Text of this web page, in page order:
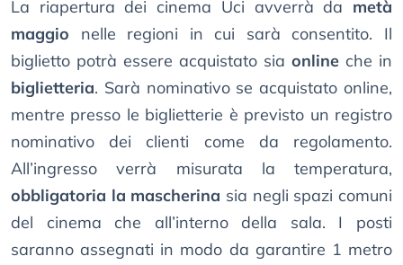
La riapertura dei cinema Uci avverrà da metà
maggio nelle regioni in cui sarà consentito. Il
biglietto potrà essere acquistato sia online che in
biglietteria. Sarà nominativo se acquistato online,
mentre presso le biglietterie è previsto un registro
nominativo dei clienti come da regolamento.
All’ingresso verrà misurata la temperatura,
obbligatoria la mascherina sia negli spazi comuni
del cinema che all’interno della sala. I posti
saranno assegnati in modo da garantire 1 metro